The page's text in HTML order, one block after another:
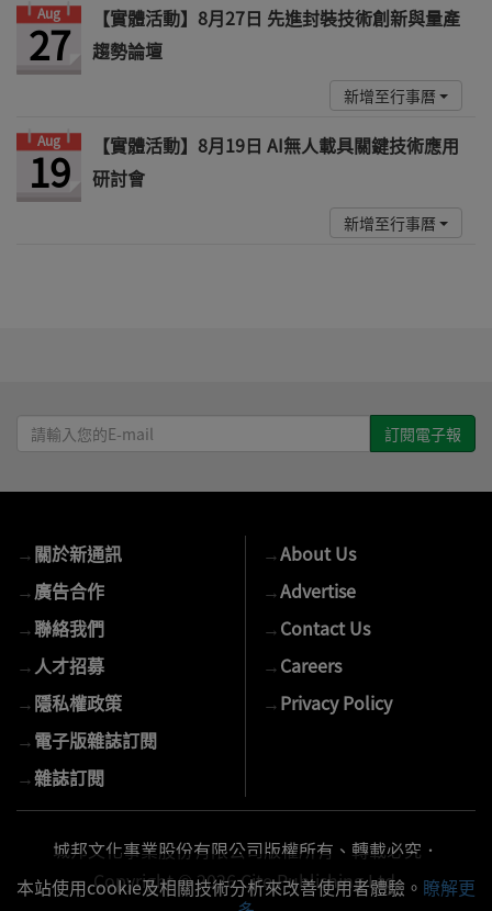
Aug
27
【實體活動】8月27日 先進封裝技術創新與量產
趨勢論壇
新增至行事曆
Aug
19
【實體活動】8月19日 AI無人載具關鍵技術應用
研討會
新增至行事曆
請
輸
E-
mail
→關於新通訊
→廣告合作
→聯絡我們
→ 人才招募
→隱私權政策
→電子版雜誌訂閱
→雜誌訂閱
→About Us
→Advertise
→Contact Us
→Careers
→Privacy Policy
城邦文化事業股份有限公司版權所有、轉載必究．
Copyright © 2026 Cite Publishing Ltd.
本站使用cookie及相關技術分析來改善使用者體驗。 瞭解更